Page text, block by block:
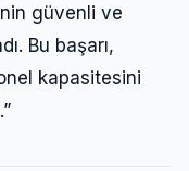
güvenli ve
Bu başarı,
kapasitesini